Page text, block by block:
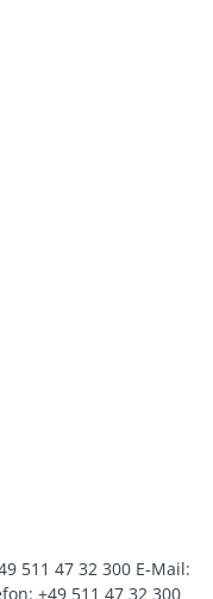
511 47 32 300 E-Mail:
+49 511 47 32 300